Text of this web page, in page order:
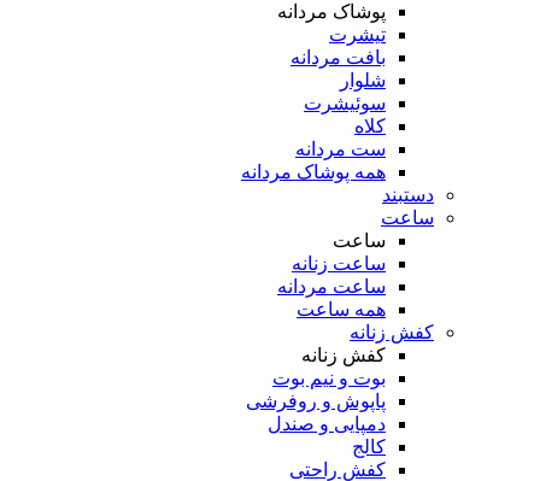
پوشاک مردانه
تیشرت
بافت مردانه
شلوار
سوئیشرت
کلاه
ست مردانه
همه پوشاک مردانه
دستبند
ساعت
ساعت
ساعت زنانه
ساعت مردانه
همه ساعت
کفش زنانه
کفش زنانه
بوت و نیم بوت
پاپوش و روفرشی
دمپایی و صندل
کالج
کفش راحتی